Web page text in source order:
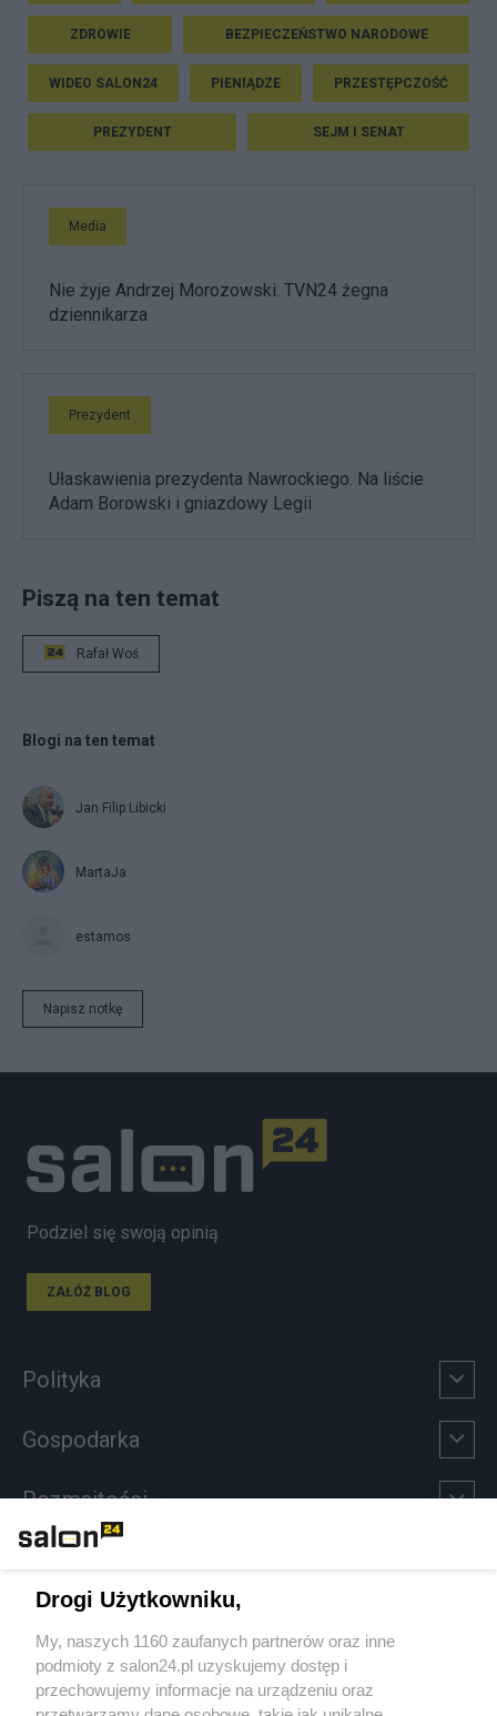
ZDROWIE BEZPIECZEŃSTWO NARODOWE
WIDEO SALON24 PIENIĄDZE PRZESTĘPCZOŚĆ
PREZYDENT SEJM I SENAT
Media
Nie żyje Andrzej Morozowski. TVN24 żegna
dziennikarza
Prezydent
Ułaskawienia prezydenta Nawrockiego. Na liście
Adam Borowski i gniazdowy Legii
Piszą na ten temat
Rafał Woś
Blogi na ten temat
Jan Filip Libicki
MartaJa
estamos
Napisz notkę
Podziel się swoją opinią
ZAŁÓŻ BLOG
Polityka
Gospodarka
Rozmaitości
Sport
Społeczeństwo
Drogi Użytkowniku,
My, naszych 1160 zaufanych partnerów oraz inne
podmioty z salon24.pl uzyskujemy dostęp i
przechowujemy informacje na urządzeniu oraz